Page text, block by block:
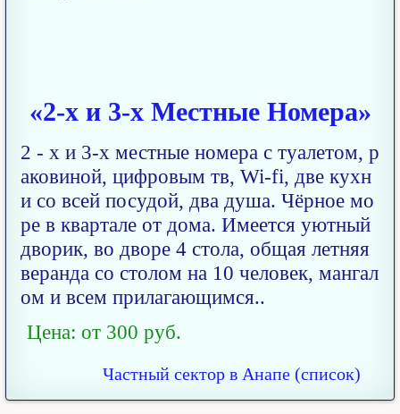
«2-х и 3-х Местные Номера»
2 - х и 3-х местные номера с туалетом, р
аковиной, цифровым тв, Wi-fi, две кухн
и со всей посудой, два душа. Чёрное мо
ре в квартале от дома. Имеется уютный
дворик, во дворе 4 стола, общая летняя
веранда со столом на 10 человек, мангал
ом и всем прилагающимся..
Цена: от 300 руб.
Частный сектор в Анапе (список)